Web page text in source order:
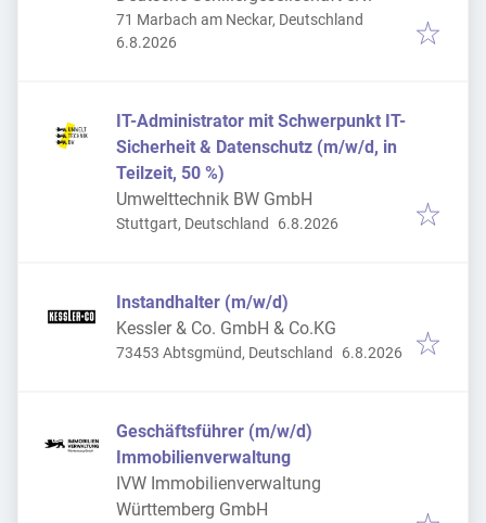
71 Marbach am Neckar, Deutschland
Veröffentlicht
6.8.2026
IT-Administrator mit Schwerpunkt IT-
Sicherheit & Datenschutz (m/w/d, in
Teilzeit, 50 %)
Umwelttechnik BW GmbH
Stuttgart, Deutschland Veröffentlicht
6.8.2026
Instandhalter (m/w/d)
Kessler & Co. GmbH & Co.KG
73453 Abtsgmünd, Deutschland Veröffentlicht:
6.8.2026
Geschäftsführer (m/w/d)
Immobilienverwaltung
IVW Immobilienverwaltung
Württemberg GmbH